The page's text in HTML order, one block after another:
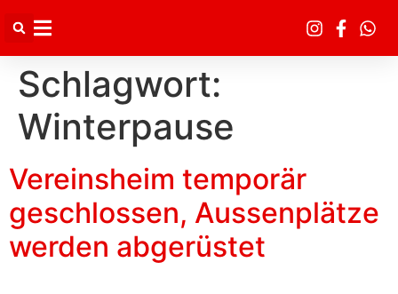
springen
Schlagwort:
Winterpause
Vereinsheim temporär
geschlossen, Aussenplätze
werden abgerüstet